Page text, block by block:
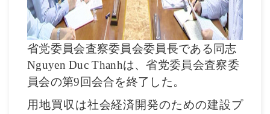
省党委員会査察委員会委員長である同志
Nguyen Duc Thanhは、省党委員会査察委
員会の第9回会合を終了した。
用地買収は社会経済開発のための建設プ